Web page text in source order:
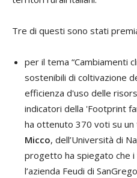
Tre di questi sono stati
per il tema “Cambiamenti
sostenibili di coltivazione
efficienza d'uso delle
indicatori della 'Footprint
ha ottenuto 370 voti su
Micco, dell’Università di
progetto ha spiegato che
l’azienda Feudi di